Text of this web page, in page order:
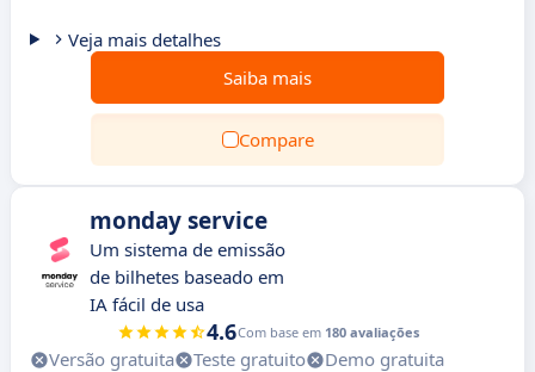
Veja mais detalhes
Saiba mais
Compare
monday service
Um sistema de emissão
de bilhetes baseado em
IA fácil de usa
4.6Com base em 180 avaliações
Versão gratuita Teste gratuito
Demo gratuita